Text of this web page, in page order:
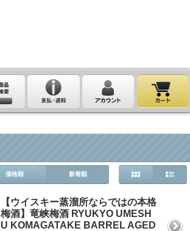
価格順 新着順
【ウイスキー蒸溜所ならではの本格
梅酒】竜峡梅酒 RYUKYO UMESH
U KOMAGATAKE BARREL AGED